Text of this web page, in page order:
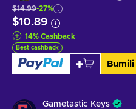
$14.99-27%
$10.89
14% Cashback
Best cashback
Gametastic Keys